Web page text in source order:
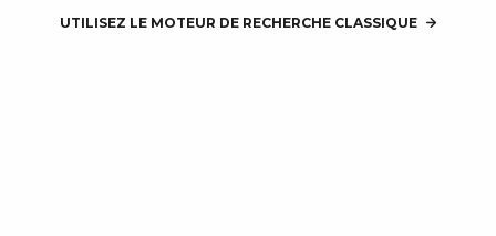
UTILISEZ LE MOTEUR DE RECHERCHE CLASSIQUE